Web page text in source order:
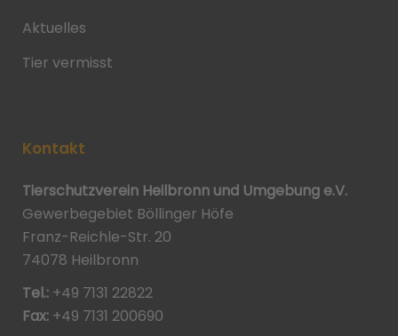
Aktuelles
Tier vermisst
Kontakt
Tierschutzverein Heilbronn und Umgebung e.V.
Gewerbegebiet Böllinger Höfe
Franz-Reichle-Str. 20
74078 Heilbronn
Tel.: +49 7131 22822
Fax: +49 7131 200690